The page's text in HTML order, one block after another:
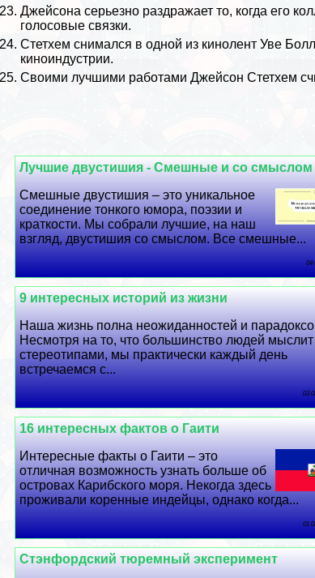
Джейсона серьезно раздражает то, когда его
голосовые связки.
Стетхем снимался в одной из кинолент Уве
киноиндустрии.
Своими лучшими работами Джейсон Стетхем
Лучшие двустишия - Смешные и со смыслом
Смешные двустишия – это уникальное
соединение тонкого юмора, поэзии и
краткости. Мы собрали лучшие, на наш
взгляд, двустишия со смыслом. Все смешные...
04
9 интересных историй из жизни
Наша жизнь полна неожиданностей и
Несмотря на то, что большинство людей мыслит
стереотипами, мы пpaктически каждый день
встречаемся с...
03
16 интересных фактов о Гаити
Интересные факты о Гаити – это
отличная возможность узнать больше об
островах Карибского моря. Некогда здесь
проживали коренные индейцы, однако когда...
01
Стэнфордский тюремный эксперимент